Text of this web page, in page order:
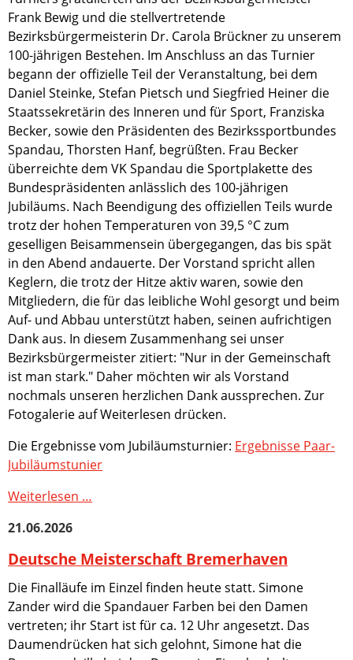
Ergebnisse
Saison
2021/2022
Ergebnisse
Saison
2020/2021
Ergebnisse
Saison
2019/2020
Ergebnisse
Saison
2018-
2019
Ergebnisse
Saison
2017-
2018
Ergebnisse
Saison
2016-
2017
Frank Bewig und die stellvertretende
Bezirksbürgermeisterin Dr. Carola Brückner zu unserem
100-jährigen Bestehen. Im Anschluss an das Turnier
begann der offizielle Teil der Veranstaltung, bei dem
Daniel Steinke, Stefan Pietsch und Siegfried Heiner die
Staatssekretärin des Inneren und für Sport, Franziska
Becker, sowie den Präsidenten des Bezirkssportbundes
Spandau, Thorsten Hanf, begrüßten. Frau Becker
überreichte dem VK Spandau die Sportplakette des
Bundespräsidenten anlässlich des 100-jährigen
Jubiläums. Nach Beendigung des offiziellen Teils wurde
trotz der hohen Temperaturen von 39,5 °C zum
geselligen Beisammensein übergegangen, das bis spät
in den Abend andauerte. Der Vorstand spricht allen
Keglern, die trotz der Hitze aktiv waren, sowie den
Mitgliedern, die für das leibliche Wohl gesorgt und beim
Auf- und Abbau unterstützt haben, seinen aufrichtigen
Dank aus. In diesem Zusammenhang sei unser
Bezirksbürgermeister zitiert: "Nur in der Gemeinschaft
ist man stark." Daher möchten wir als Vorstand
nochmals unseren herzlichen Dank aussprechen. Zur
Fotogalerie auf Weiterlesen drücken.
Die Ergebnisse vom Jubiläumsturnier: Ergebnisse Paar-
Jubiläumstunier
Weiterlesen …
Spandau
e.V.
21.06.2026
Deutsche Meisterschaft Bremerhaven
Die Finalläufe im Einzel finden heute statt. Simone
Zander wird die Spandauer Farben bei den Damen
vertreten; ihr Start ist für ca. 12 Uhr angesetzt. Das
Daumendrücken hat sich gelohnt, Simone hat die